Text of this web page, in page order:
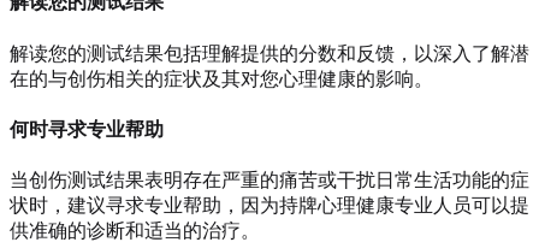
解读您的测试结果包括理解提供的分数和反馈，以深入了解潜
在的与创伤相关的症状及其对您心理健康的影响。
何时寻求专业帮助
当创伤测试结果表明存在严重的痛苦或干扰日常生活功能的症
状时，建议寻求专业帮助，因为持牌心理健康专业人员可以提
供准确的诊断和适当的治疗。